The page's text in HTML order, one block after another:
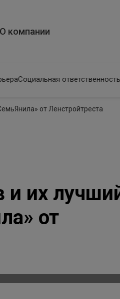
О компании
Социальная ответственность
от Ленстройтреста
и их
от